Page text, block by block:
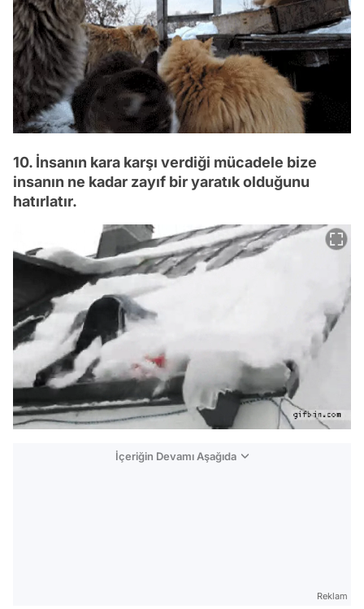
10. İnsanın kara karşı verdiği mücadele bize
insanın ne kadar zayıf bir yaratık olduğunu
hatırlatır.
İçeriğin Devamı Aşağıda
Reklam